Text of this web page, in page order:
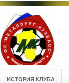
ИСТОРИЯ КЛУБА